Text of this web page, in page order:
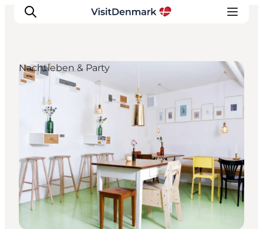
Inspiration
Regionen
Erlebnisse
Unterkünfte
Reiseplanung
Nachtleben & Party